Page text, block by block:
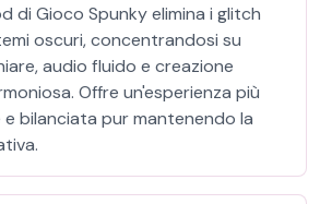
di Gioco Spunky elimina i glitch
oscuri, concentrandosi su
audio fluido e creazione
Offre un'esperienza più
e bilanciata pur mantenendo la